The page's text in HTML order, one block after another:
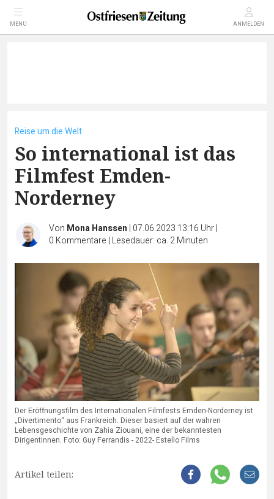
MENÜ ANMELDEN
Reise um die Welt
So international ist das
Filmfest Emden-
Norderney
Von Mona Hanssen | 07.06.2023 13:16 Uhr|
0 Kommentare | Lesedauer: ca. 2 Minuten
Der Eröffnungsfilm des Internationalen Filmfests Emden-Norderney ist
„Divertimento“ aus Frankreich. Dieser basiert auf der wahren
Lebensgeschichte von Zahia Ziouani, eine der bekanntesten
Dirigentinnen. Foto: Guy Ferrandis - 2022- Estello Films
Artikel teilen: